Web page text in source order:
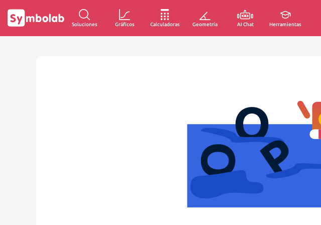
Soluciones Gráficos Calculadoras Geometría AI Chat Herramientas